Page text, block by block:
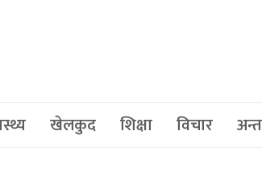
खेलकुद शिक्षा विचार